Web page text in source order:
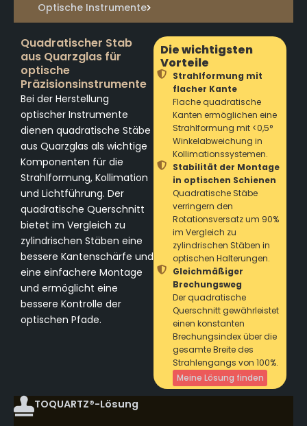
Optische Instrumente
Quadratischer Stab
aus Quarzglas für
optische
Präzisionsinstrumente
Bei der Herstellung
optischer Instrumente
dienen quadratische Stäbe
aus Quarzglas als wichtige
Komponenten für die
Strahlformung, Kollimation
und Lichtführung. Der
quadratische Querschnitt
bietet im Vergleich zu
zylindrischen Stäben eine
bessere Kantenschärfe und
eine einfachere Montage
und ermöglicht eine
bessere Kontrolle der
optischen Pfade.
Die wichtigsten
Vorteile
Strahlformung mit
flacher Kante
Flache quadratische
Kanten ermöglichen eine
Strahlformung mit <0,5°
Winkelabweichung in
Kollimationssystemen.
Stabilität der Montage
in optischen Schienen
Quadratische Stäbe
verringern den
Rotationsversatz um 90%
im Vergleich zu
zylindrischen Stäben in
optischen Halterungen.
Gleichmäßiger
Brechungsweg
Der quadratische
Querschnitt gewährleistet
einen konstanten
Brechungsindex über die
gesamte Breite des
Strahlengangs von 100%.
Meine Lösung finden
TOQUARTZ®-Lösung